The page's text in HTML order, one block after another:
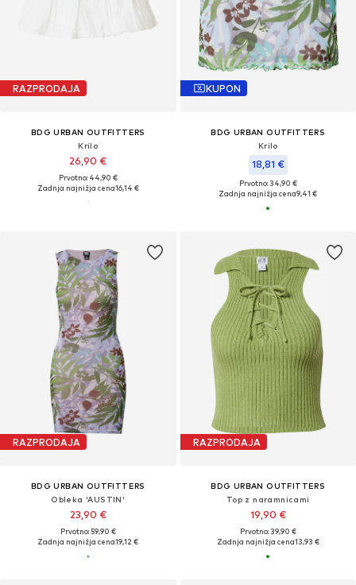
RAZPRODAJA
BDG URBAN OUTFITTERS
Krilo
26,90 €
Prvotno: 44,90 €
Zadnja najnižja cena16,14 €
KUPON
BDG URBAN OUTFITTERS
Krilo
18,81 €
Prvotno: 34,90 €
Zadnja najnižja cena9,41 €
RAZPRODAJA
BDG URBAN OUTFITTERS
Obleka 'AUSTIN'
23,90 €
Prvotno: 59,90 €
Zadnja najnižja cena19,12 €
RAZPRODAJA
BDG URBAN OUTFITTERS
Top z naramnicami
19,90 €
Prvotno: 39,90 €
Zadnja najnižja cena13,93 €